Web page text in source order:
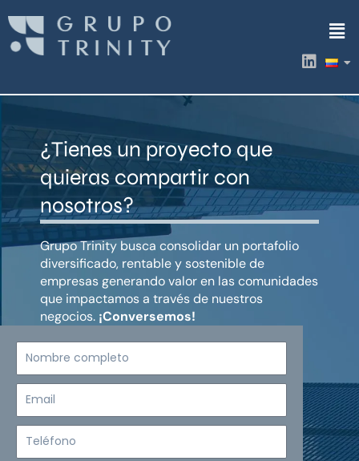
contenido
L
i
k
i
¿Tienes un proyecto que
quieras compartir con
nosotros?
Grupo Trinity busca consolidar un portafolio
diversificado, rentable y sostenible de
empresas generando valor en las comunidades
que impactamos a través de nuestros
negocios. ¡Conversemos!